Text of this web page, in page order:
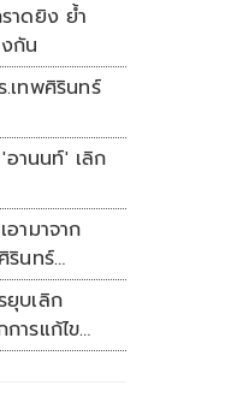
าดยิง ย้ำ
กัน
เทพศิรินทร์
านนท์' เลิก
ามาจาก
รินทร์
บเลิก
ารแก้ไข